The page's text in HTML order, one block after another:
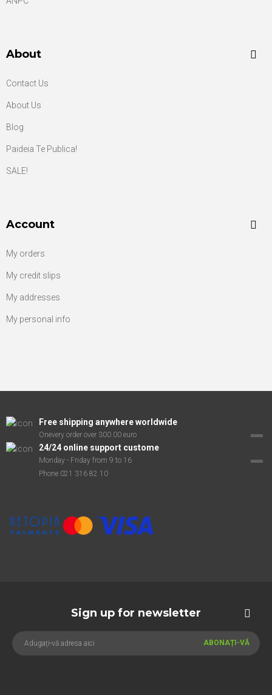
About
Contact Us
About Us
Blog
Paideia Te Publica!
SALE!
Account
My orders
My credit slips
My addresses
My personal info
Free shipping anywhere worldwide
Onevery order over 300.00 euro
24/24 online support custome
Monday - Friday from 9 to 16
Phone 021 316 82 10
Sign up for newsletter
ABONAȚI-VĂ